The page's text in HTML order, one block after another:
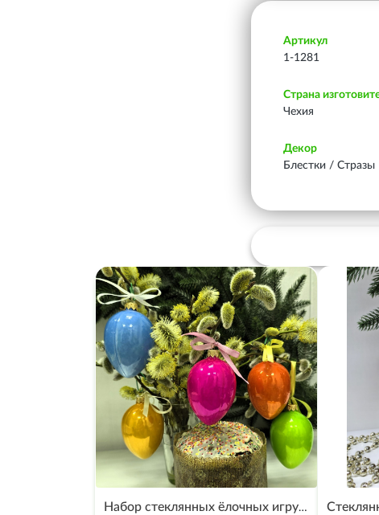
Артикул
1-1281
Страна
Чехия
Декор
Блестки / Стразы
Набор стеклянных ёлочных игрушек Irena-Co Пасхальные яйца